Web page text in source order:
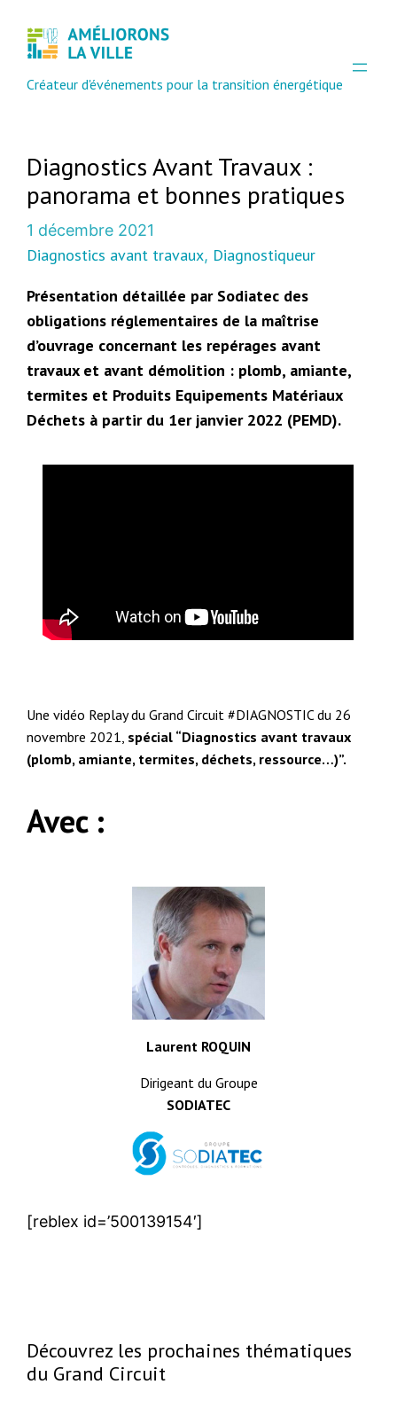
Créateur d'événements pour la transition énergétique
Diagnostics Avant Travaux :
panorama et bonnes pratiques
1 décembre 2021
Diagnostics avant travaux, Diagnostiqueur
Présentation détaillée par Sodiatec des
obligations réglementaires de la maîtrise
d’ouvrage concernant les repérages avant
travaux et avant démolition : plomb, amiante,
termites et Produits Equipements Matériaux
Déchets à partir du 1er janvier 2022 (PEMD).
Une vidéo Replay du Grand Circuit #DIAGNOSTIC du 26
novembre 2021, spécial “Diagnostics avant travaux
(plomb, amiante, termites, déchets, ressource…)”.
Avec :
Laurent ROQUIN
Dirigeant du Groupe
SODIATEC
[reblex id=’500139154′]
Découvrez les prochaines thématiques
du Grand Circuit